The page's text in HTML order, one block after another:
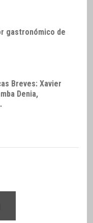
gastronómico de
Breves: Xavier
Denia,